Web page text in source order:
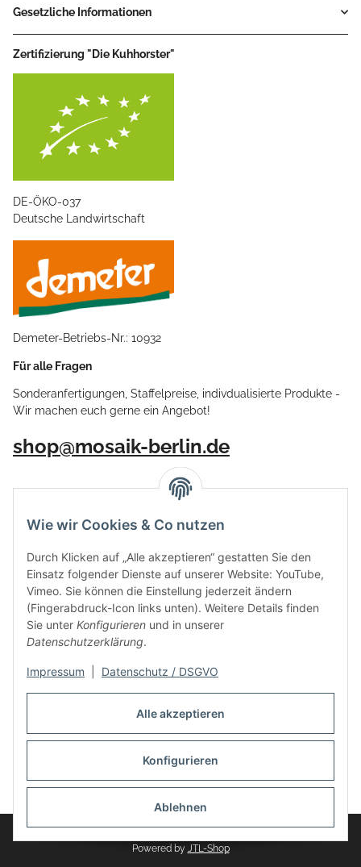
Alle akzeptieren
Konfigurieren
Ablehnen
Wie wir Cookies & Co nutzen
Durch Klicken auf „Alle akzeptieren“ gestatten Sie den
Einsatz folgender Dienste auf unserer Website: YouTube,
Vimeo. Sie können die Einstellung jederzeit ändern
(Fingerabdruck-Icon links unten). Weitere Details finden
Sie unter Konfigurieren und in unserer
Datenschutzerklärung.
Impressum Datenschutz / DSGVO
Gesetzliche Informationen
Zertifizierung "Die Kuhhorster"
DE-ÖKO-037
Deutsche Landwirtschaft
Demeter-Betriebs-Nr.: 10932
Für alle Fragen
Sonderanfertigungen, Staffelpreise, indivdualisierte Produkte -
Wir machen euch gerne ein Angebot!
shop@mosaik-berlin.de
Powered by JTL-Shop